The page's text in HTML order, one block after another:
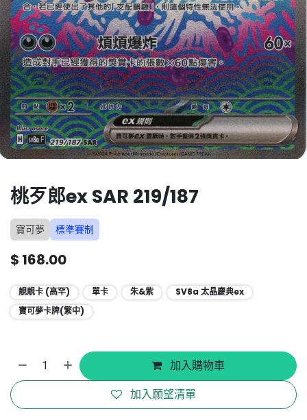
桃歹郎ex SAR 219/187
寶可夢 標準賽制
$ 168.00
靚靚卡 (高罕) 單卡 朱&紫
SV8a 太晶慶典ex
寶可夢卡牌(繁中)
加入購物車
加入願望清單